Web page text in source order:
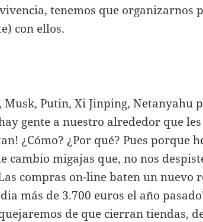
tenemos que organizarnos
con ellos.
Putin, Xi Jinping, Netanyahu
gente a nuestro alrededor que les
¿Cómo? ¿Por qué? Pues porque
cambio migajas que, no nos
compras on-line baten un nuevo
más de 3.700 euros el año
de que cierran tiendas,